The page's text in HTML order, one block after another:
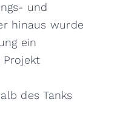
und
hinaus wurde
ein
Projekt
des Tanks